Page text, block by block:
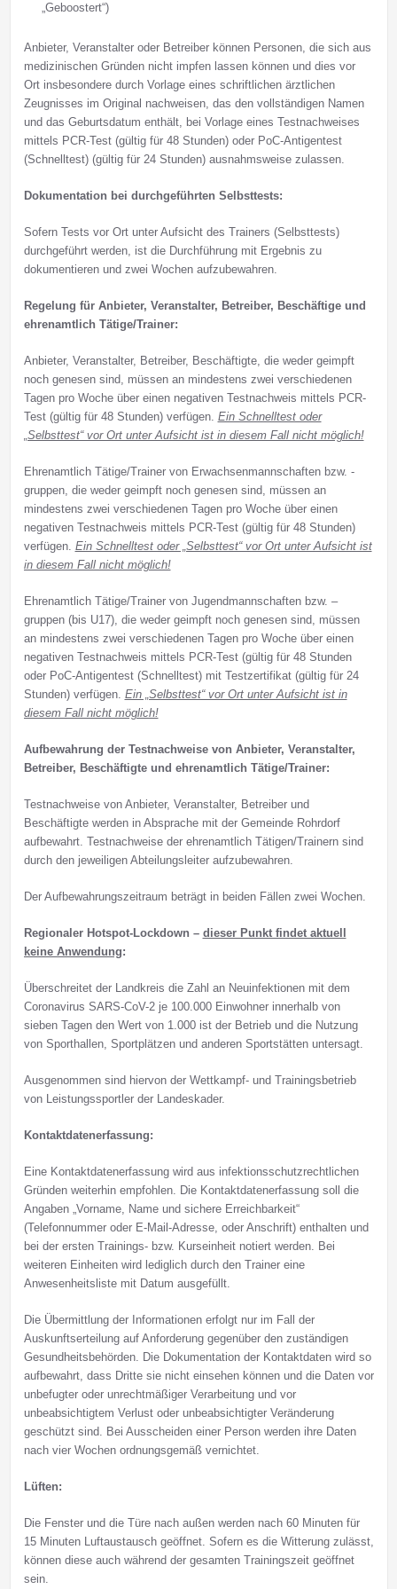
„Geboostert“)
Anbieter, Veranstalter oder Betreiber können Personen, die sich aus
medizinischen Gründen nicht impfen lassen können und dies vor
Ort insbesondere durch Vorlage eines schriftlichen ärztlichen
Zeugnisses im Original nachweisen, das den vollständigen Namen
und das Geburtsdatum enthält, bei Vorlage eines Testnachweises
mittels PCR-Test (gültig für 48 Stunden) oder PoC-Antigentest
(Schnelltest) (gültig für 24 Stunden) ausnahmsweise zulassen.
Dokumentation bei durchgeführten Selbsttests:
Sofern Tests vor Ort unter Aufsicht des Trainers (Selbsttests)
durchgeführt werden, ist die Durchführung mit Ergebnis zu
dokumentieren und zwei Wochen aufzubewahren.
Regelung für Anbieter, Veranstalter, Betreiber, Beschäftige und
ehrenamtlich Tätige/Trainer:
Anbieter, Veranstalter, Betreiber, Beschäftigte, die weder geimpft
noch genesen sind, müssen an mindestens zwei verschiedenen
Tagen pro Woche über einen negativen Testnachweis mittels PCR-
Test (gültig für 48 Stunden) verfügen. Ein Schnelltest oder
„Selbsttest“ vor Ort unter Aufsicht ist in diesem Fall nicht möglich!
Ehrenamtlich Tätige/Trainer von Erwachsenmannschaften bzw. -
gruppen, die weder geimpft noch genesen sind, müssen an
mindestens zwei verschiedenen Tagen pro Woche über einen
negativen Testnachweis mittels PCR-Test (gültig für 48 Stunden)
verfügen. Ein Schnelltest oder „Selbsttest“ vor Ort unter Aufsicht ist
in diesem Fall nicht möglich!
Ehrenamtlich Tätige/Trainer von Jugendmannschaften bzw. –
gruppen (bis U17), die weder geimpft noch genesen sind, müssen
an mindestens zwei verschiedenen Tagen pro Woche über einen
negativen Testnachweis mittels PCR-Test (gültig für 48 Stunden
oder PoC-Antigentest (Schnelltest) mit Testzertifikat (gültig für 24
Stunden) verfügen. Ein „Selbsttest“ vor Ort unter Aufsicht ist in
diesem Fall nicht möglich!
Aufbewahrung der Testnachweise von Anbieter, Veranstalter,
Betreiber, Beschäftigte und ehrenamtlich Tätige/Trainer:
Testnachweise von Anbieter, Veranstalter, Betreiber und
Beschäftigte werden in Absprache mit der Gemeinde Rohrdorf
aufbewahrt. Testnachweise der ehrenamtlich Tätigen/Trainern sind
durch den jeweiligen Abteilungsleiter aufzubewahren.
Der Aufbewahrungszeitraum beträgt in beiden Fällen zwei Wochen.
Regionaler Hotspot-Lockdown – dieser Punkt findet aktuell
keine Anwendung:
Überschreitet der Landkreis die Zahl an Neuinfektionen mit dem
Coronavirus SARS-CoV-2 je 100.000 Einwohner innerhalb von
sieben Tagen den Wert von 1.000 ist der Betrieb und die Nutzung
von Sporthallen, Sportplätzen und anderen Sportstätten untersagt.
Ausgenommen sind hiervon der Wettkampf- und Trainingsbetrieb
von Leistungssportler der Landeskader.
Kontaktdatenerfassung:
Eine Kontaktdatenerfassung wird aus infektionsschutzrechtlichen
Gründen weiterhin empfohlen. Die Kontaktdatenerfassung soll die
Angaben „Vorname, Name und sichere Erreichbarkeit“
(Telefonnummer oder E-Mail-Adresse, oder Anschrift) enthalten und
bei der ersten Trainings- bzw. Kurseinheit notiert werden. Bei
weiteren Einheiten wird lediglich durch den Trainer eine
Anwesenheitsliste mit Datum ausgefüllt.
Die Übermittlung der Informationen erfolgt nur im Fall der
Auskunftserteilung auf Anforderung gegenüber den zuständigen
Gesundheitsbehörden. Die Dokumentation der Kontaktdaten wird so
aufbewahrt, dass Dritte sie nicht einsehen können und die Daten vor
unbefugter oder unrechtmäßiger Verarbeitung und vor
unbeabsichtigtem Verlust oder unbeabsichtigter Veränderung
geschützt sind. Bei Ausscheiden einer Person werden ihre Daten
nach vier Wochen ordnungsgemäß vernichtet.
Lüften:
Die Fenster und die Türe nach außen werden nach 60 Minuten für
15 Minuten Luftaustausch geöffnet. Sofern es die Witterung zulässt,
können diese auch während der gesamten Trainingszeit geöffnet
sein.